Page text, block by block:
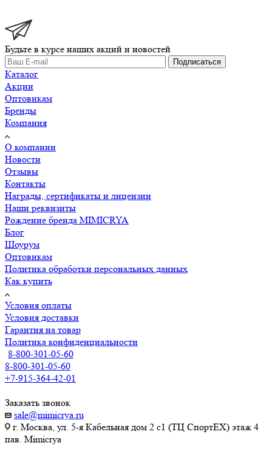
Будьте в курсе наших акций и новостей
Подписаться
Каталог
Акции
Оптовикам
Бренды
Компания
О компании
Новости
Отзывы
Контакты
Награды, сертификаты и лицензии
Наши реквизиты
Рождение бренда MIMICRYA
Блог
Шоурум
Оптовикам
Политика обработки персональных данных
Как купить
Условия оплаты
Условия доставки
Гарантия на товар
Политика конфиденциальности
8-800-301-05-60
8-800-301-05-60
+7-915-364-42-01
Заказать звонок
sale@mimicrya.ru
г. Москва, ул. 5-я Кабельная дом 2 с1 (ТЦ СпортEX) этаж 4
пав. Mimicrya